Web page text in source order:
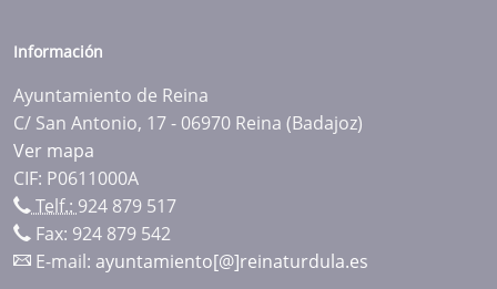
Información
Ayuntamiento de Reina
C/ San Antonio, 17 - 06970 Reina (Badajoz)
Ver mapa
CIF: P0611000A
Telf.: 924 879 517
Fax: 924 879 542
E-mail: ayuntamiento[@]reinaturdula.es